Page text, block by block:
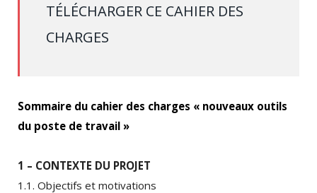
TÉLÉCHARGER CE CAHIER DES
CHARGES
Sommaire du cahier des charges « nouveaux outils
du poste de travail »
1 – CONTEXTE DU PROJET
1.1. Objectifs et motivations